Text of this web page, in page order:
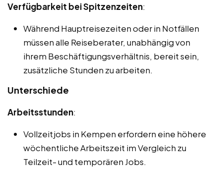
Verfügbarkeit bei Spitzenzeiten:
Während Hauptreisezeiten oder in Notfällen
müssen alle Reiseberater, unabhängig von
ihrem Beschäftigungsverhältnis, bereit sein,
zusätzliche Stunden zu arbeiten.
Unterschiede
Arbeitsstunden:
Vollzeitjobs in Kempen erfordern eine höhere
wöchentliche Arbeitszeit im Vergleich zu
Teilzeit- und temporären Jobs.